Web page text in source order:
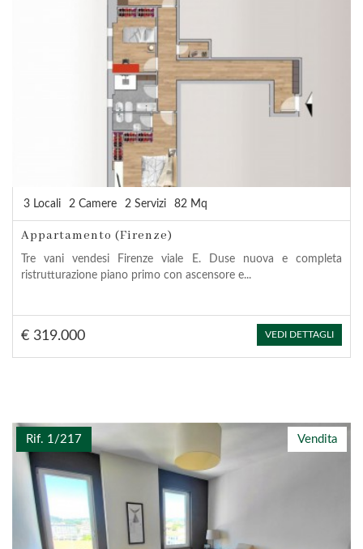
3 Locali 2 Camere 2 Servizi 82 Mq
Appartamento (Firenze)
Tre vani vendesi Firenze viale E. Duse nuova e completa
ristrutturazione piano primo con ascensore e...
€ 319.000 VEDI DETTAGLI
Vendita
Rif. 1/217